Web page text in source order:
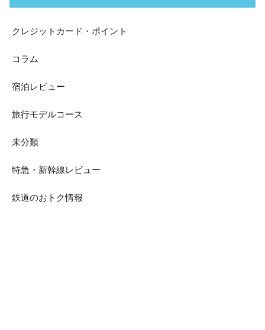
クレジットカード・ポイント
コラム
宿泊レビュー
旅行モデルコース
未分類
特急・新幹線レビュー
鉄道のおトク情報